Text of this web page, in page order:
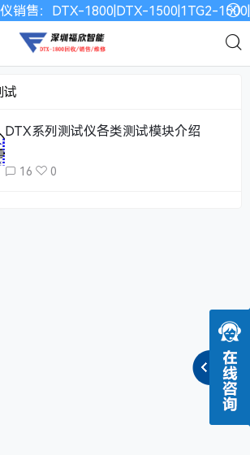
销售：DTX-1800|DTX-1500|1TG2-
DTX系列测试仪各类测试模块介绍
16 0